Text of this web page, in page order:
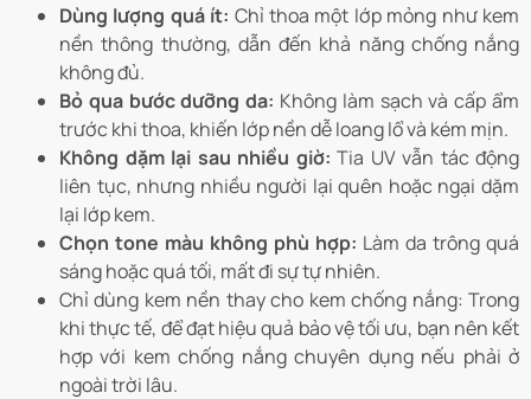
Dùng lượng quá ít: Chỉ thoa một lớp mỏng như kem
nền thông thường, dẫn đến khả năng chống nắng
không đủ.
Bỏ qua bước dưỡng da: Không làm sạch và cấp ẩm
trước khi thoa, khiến lớp nền dễ loang lổ và kém mịn.
Không dặm lại sau nhiều giờ: Tia UV vẫn tác động
liên tục, nhưng nhiều người lại quên hoặc ngại dặm
lại lớp kem.
Chọn tone màu không phù hợp: Làm da trông quá
sáng hoặc quá tối, mất đi sự tự nhiên.
Chỉ dùng kem nền thay cho kem chống nắng: Trong
khi thực tế, để đạt hiệu quả bảo vệ tối ưu, bạn nên kết
hợp với kem chống nắng chuyên dụng nếu phải ở
ngoài trời lâu.